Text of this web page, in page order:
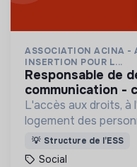
ASSOCIATION ACINA -
INSERTION POUR L...
responsable de développement et
communication -
L'accès aux droits, à
logement des
grande précarité et
(squats, bidonvilles,
💡 Structure de l’ESS
Social